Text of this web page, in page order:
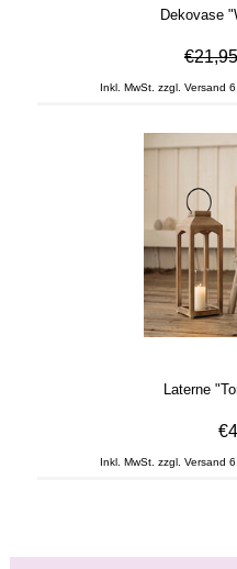
Dekovase
€21,95
Inkl. MwSt. zzgl. Versand
Laterne
Inkl. MwSt. zzgl. Versand